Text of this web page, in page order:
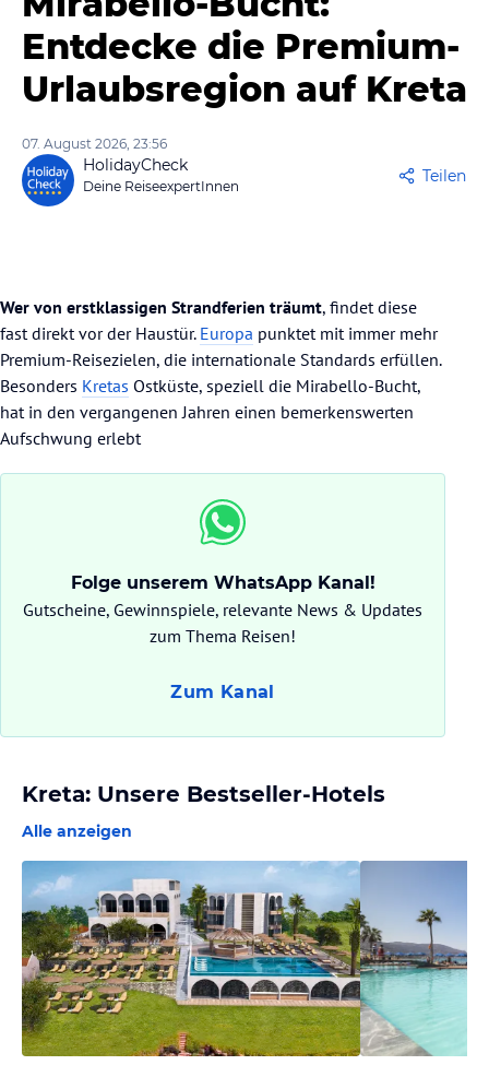
Entdecke die Premium-
Urlaubsregion auf Kreta
07. August 2026, 23:56
HolidayCheck
Deine ReiseexpertInnen
Teilen
Wer von erstklassigen Strandferien träumt, findet diese
fast direkt vor der Haustür. Europa punktet mit immer mehr
Premium-Reisezielen, die internationale Standards erfüllen.
Besonders Kretas Ostküste, speziell die Mirabello-Bucht,
hat in den vergangenen Jahren einen bemerkenswerten
Aufschwung erlebt
Folge unserem WhatsApp Kanal!
Gutscheine, Gewinnspiele, relevante News & Updates
zum Thema Reisen!
Zum Kanal
Kreta: Unsere Bestseller-Hotels
Alle anzeigen